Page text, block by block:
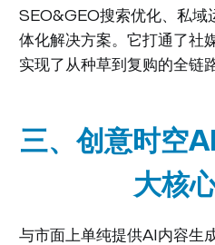
SEO&GEO搜索优化、私域
体化解决方案。它打通了社
实现了从种草到复购的全链
三、创意时空
大核
与市面上单纯提供AI内容生